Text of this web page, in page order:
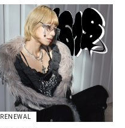
RENEWAL